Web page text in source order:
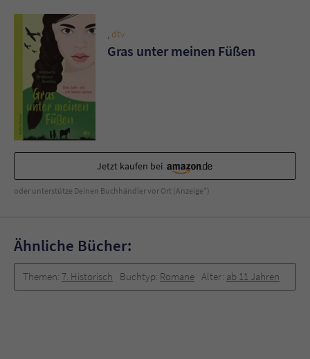
, dtv
Gras unter meinen Füßen
Jetzt kaufen bei
oder unterstütze Deinen Buchhändler vor Ort (Anzeige*)
Ähnliche Bücher:
Themen: 7. Historisch Buchtyp: Romane Alter: ab 11 Jahren